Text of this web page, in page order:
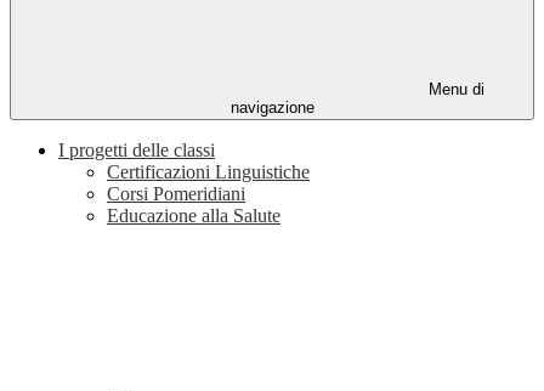
Menu di
navigazione
I progetti delle classi
Certificazioni Linguistiche
Corsi Pomeridiani
Educazione alla Salute